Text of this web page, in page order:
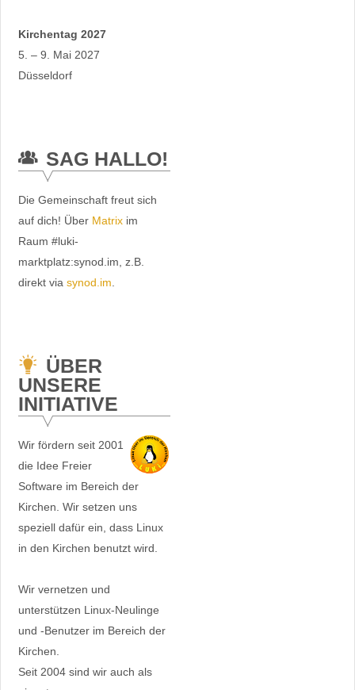
Kirchentag 2027
5. – 9. Mai 2027
Düsseldorf
SAG HALLO!
Die Gemeinschaft freut sich
auf dich! Über Matrixim
Raum #luki-
marktplatz:synod.im, z.B.
direkt via synod.im
ÜBER
UNSERE
INITIATIVE
Wir fördern seit 2001
die Idee Freier
Software im Bereich der
Kirchen. Wir setzen uns
speziell dafür ein, dass Linux
in den Kirchen benutzt wird.
Wir vernetzen und
unterstützen Linux-Neulinge
und -Benutzer im Bereich der
Kirchen.
Seit 2004 sind wir auch als